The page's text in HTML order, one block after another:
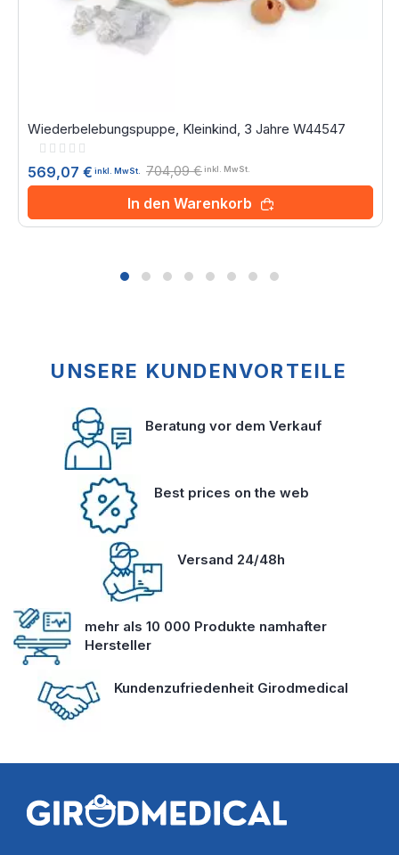
Wiederbelebungspuppe, Kleinkind, 3 Jahre W44547
Rating:
569,07 € inkl. MwSt. 704,09 €inkl. MwSt.
In den Warenkorb
UNSERE KUNDENVORTEILE
Beratung vor dem Verkauf
Best prices on the web
Versand 24/48h
mehr als 10 000 Produkte namhafter
Hersteller
Kundenzufriedenheit Girodmedical